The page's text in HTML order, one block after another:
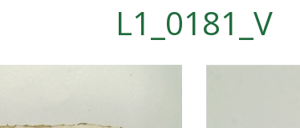
L1_0181_V